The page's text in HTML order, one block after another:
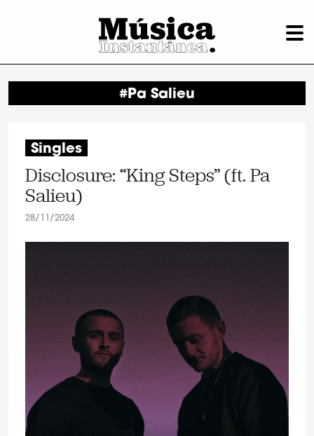
#Pa Salieu
Singles
Disclosure: “King Steps” (ft. Pa
Salieu)
28/11/2024